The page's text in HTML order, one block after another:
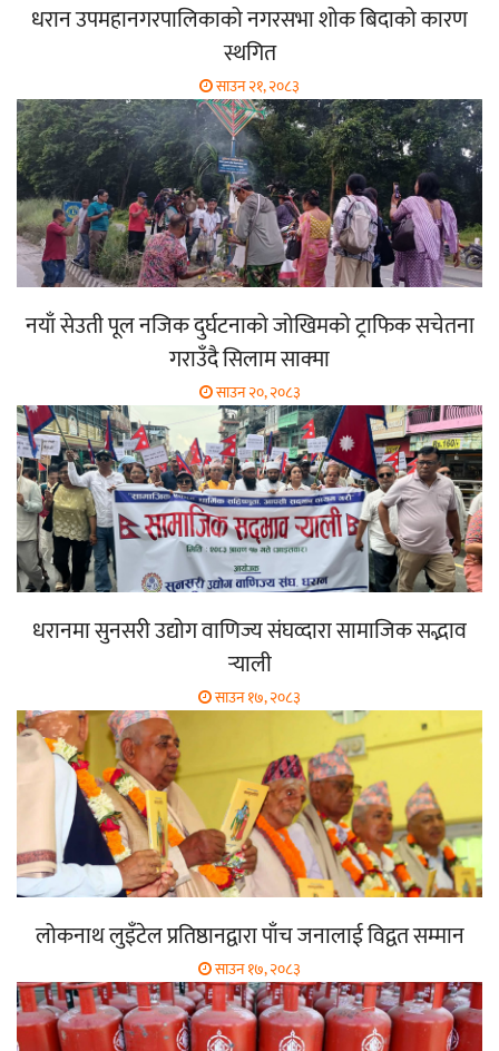
धरान उपमहानगरपालिकाको नगरसभा शोक बिदाको कारण
स्थगित
साउन २१, २०८३
नयाँ सेउती पूल नजिक दुर्घटनाको जोखिमको ट्राफिक सचेतना
गराउँदै सिलाम साक्मा
साउन २०, २०८३
धरानमा सुनसरी उद्योग वाणिज्य संघव्दारा सामाजिक सद्भाव
र्‍याली
साउन १७, २०८३
लोकनाथ लुइँटेल प्रतिष्ठानद्वारा पाँच जनालाई विद्वत सम्मान
साउन १७, २०८३